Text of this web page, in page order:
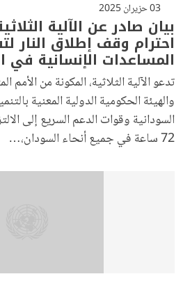
03 حزيران 2025
بيان صادر عن الآلية
احترام وقف إطلاق النار
المساعدات الإنسانية في
تدعو الآلية الثلاثية، المكونة من الأمم
والهيئة الحكومية الدولية المعنية
السودانية وقوات الدعم السريع إلى
72 ساعة في جميع أنحاء السودان،…